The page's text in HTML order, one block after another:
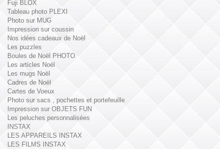
Fuji BLOX
Tableau photo PLEXI
Photo sur MUG
Impression sur coussin
Nos idées cadeaux de Noël
Les puzzles
Boules de Noël PHOTO
Les articles Noël
Les mugs Noël
Cadres de Noël
Cartes de Voeux
Photo sur sacs , pochettes et portefeuille
Impression sur OBJETS FUN
Les peluches personnalisées
INSTAX
LES APPAREILS INSTAX
LES FILMS INSTAX